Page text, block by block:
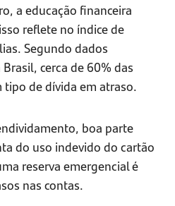
a educação financeira
reflete no índice de
Segundo dados
cerca de 60% das
de dívida em atraso.
boa parte
do uso indevido do cartão
reserva emergencial é
nas contas.